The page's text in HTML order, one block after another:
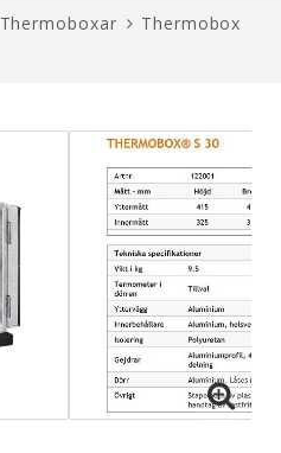
Thermoboxar
Thermobox